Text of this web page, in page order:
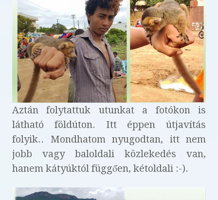
Aztán folytattuk utunkat a fotókon is
látható földúton. Itt éppen útjavítás
folyik.. Mondhatom nyugodtan, itt nem
jobb vagy baloldali közlekedés van,
hanem kátyúktól függően, kétoldali :-).